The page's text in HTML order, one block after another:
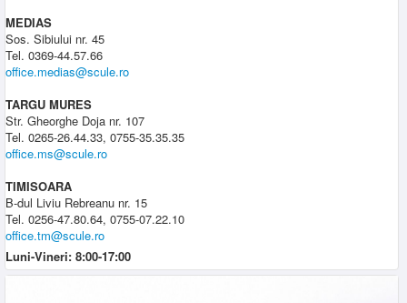
MEDIAS
Sos. Sibiului nr. 45
Tel. 0369-44.57.66
office.medias@scule.ro
TARGU MURES
Str. Gheorghe Doja nr. 107
Tel. 0265-26.44.33, 0755-35.35.35
office.ms@scule.ro
TIMISOARA
B-dul Liviu Rebreanu nr. 15
Tel. 0256-47.80.64, 0755-07.22.10
office.tm@scule.ro
Luni-Vineri: 8:00-17:00